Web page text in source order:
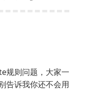
规则问题，大家一
告诉我你还不会用